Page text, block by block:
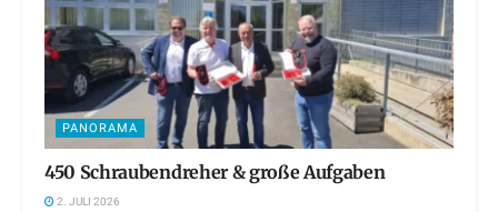
PANORAMA
450 Schraubendreher & große Aufgaben
2. JULI 2026